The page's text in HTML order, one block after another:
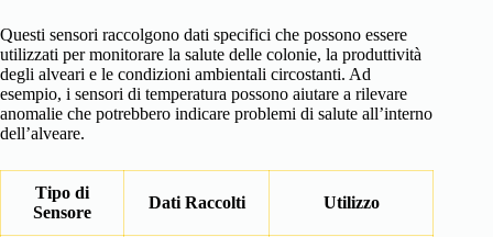
Questi sensori raccolgono dati specifici che possono essere
utilizzati per monitorare la salute delle colonie, la produttività
degli alveari e le condizioni ambientali circostanti. Ad
esempio, i sensori di temperatura possono aiutare a rilevare
anomalie che potrebbero indicare problemi di salute all’interno
dell’alveare.
Tipo di
Sensore
Dati Raccolti Utilizzo